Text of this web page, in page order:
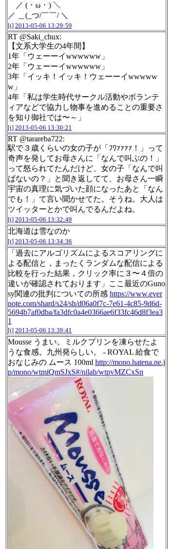
／ ( ･ ω ･ ) ＼
／ ＿(_つ/￣￣/ ＼
[t] 2013-05-06 13:29:59
RT @Saki_chux:
【文系大学生の4年間】
1年「ウェーーイwwwwww」
2年「ウェーーイwwwwww」
3年「イッキ！イッキ！ウェーーイwwwww
w」
4年「私は学生時代サークル活動やボランテ
ィアなどで協力し物事を進めることの重要さ
を知り御社では〜～」
[t] 2013-05-06 13:30:21
RT @tarareba722:
駅で３歳くらいの女の子が「ﾌﾜｧｧｧｧ！」って
奇声を発してお母さんに「なんで叫ぶの！」
って怒られてたんだけど、女の子「なんで叫
ばないの？」と聞き返してて、お母さん一瞬
宇宙の真理に気づいた顔になったあと「なん
でも！」て言い聞かせてた。そうね。大人は
ツイッターとかで叫んでるんだよね。
[t] 2013-05-06 13:32:49
北海道は雪なのか
[t] 2013-05-06 13:34:36
「過去にアルゴリズムによるスコアリングに
よる配信と，まったくランダムな配信による
比較を行った結果，クリック率に３〜４倍の
違いが確認されております」ここ最近のGuno
sy関連の批判についての所感 https://www.ever
note.com/shard/s24/sh/d06a0f7c-7e61-4c85-9d6d-
5694b7af0dba/fa3dfc0a4e0366ae6f33fc46d8f3ea3
1
[t] 2013-05-06 13:39:41
Mousse うまい。ミルクプリンを凍らせたよ
うな食感。九州発らしい。 - ROYAL 給食で
おなじみの ムース 100ml http://mono.hatena.ne.j
p/mono/wtmiQmSJxS#/nilab/wtpvMZCxSn